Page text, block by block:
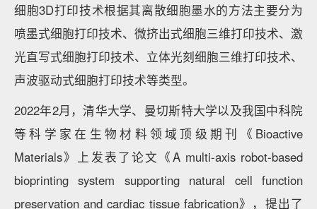
细胞3D打印技术根据其离散细胞墨水的方法主要分为
喷墨式细胞打印技术、微挤出式细胞三维打印技术、激
光直写式细胞打印技术、立体光刻细胞三维打印技术、
声波驱动式细胞打印技术等类型。
2022年2月，清华大学、曼切斯特大学以及我国中科院
等科学家在生物材料领域顶级期刊《Bioactive
Materials》上发表了论文《A multi-axis robot-based
bioprinting system supporting natural cell function
preservation and cardiac tissue fabrication》，提出了